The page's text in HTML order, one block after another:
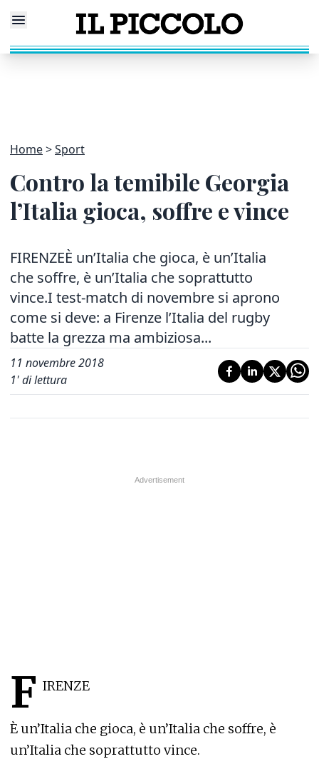
Home Sport
Contro la temibile Georgia
l’Italia gioca, soffre e vince
FIRENZEÈ un’Italia che gioca, è un’Italia
che soffre, è un’Italia che soprattutto
vince.I test-match di novembre si aprono
come si deve: a Firenze l’Italia del rugby
batte la grezza ma ambiziosa...
11 novembre 2018
1' di lettura
F IRENZE
È un’Italia che gioca, è un’Italia che soffre, è
un’Italia che soprattutto vince.